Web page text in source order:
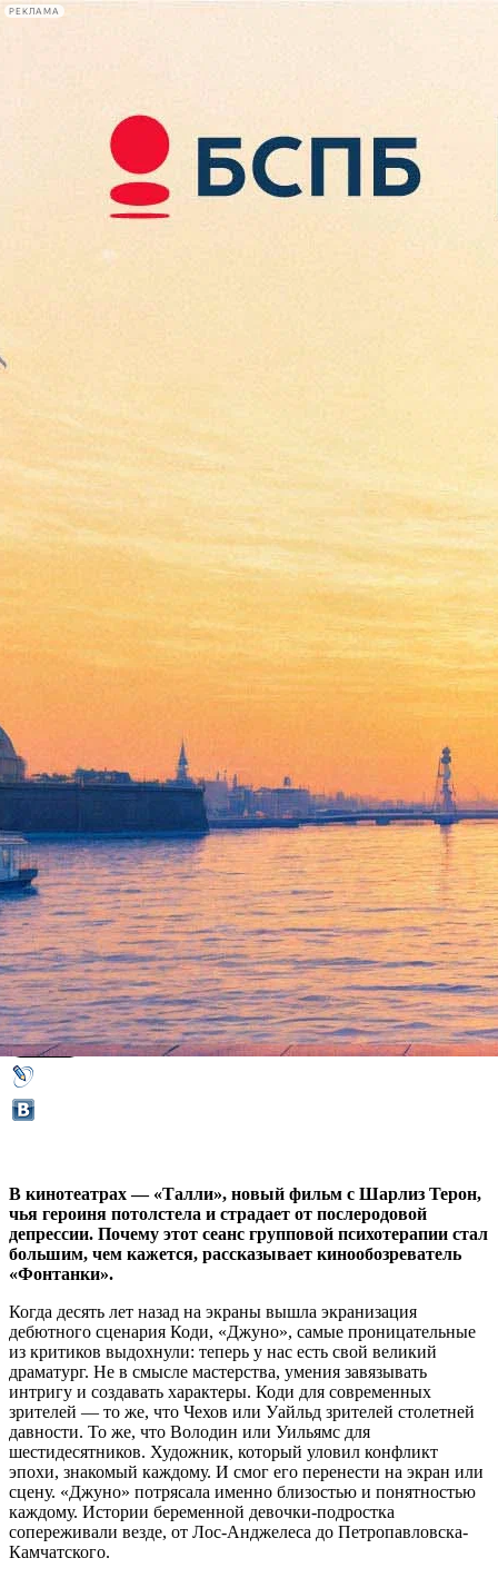
РЕКЛАМА
Сегодня:
2026.08.08
01:40
Афиша Plus
«Талли»: За что поплатилась
Шарлиз Терон
12 июля 2018,15:06 Версия для печати
В кинотеатрах — «Талли», новый фильм с Шарлиз Терон,
чья героиня потолстела и страдает от послеродовой
депрессии. Почему этот сеанс групповой психотерапии стал
большим, чем кажется, рассказывает кинообозреватель
«Фонтанки».
Когда десять лет назад на экраны вышла экранизация
дебютного сценария Коди, «Джуно», самые проницательные
из критиков выдохнули: теперь у нас есть свой великий
драматург. Не в смысле мастерства, умения завязывать
интригу и создавать характеры. Коди для современных
зрителей — то же, что Чехов или Уайльд зрителей столетней
давности. То же, что Володин или Уильямс для
шестидесятников. Художник, который уловил конфликт
эпохи, знакомый каждому. И смог его перенести на экран или
сцену. «Джуно» потрясала именно близостью и понятностью
каждому. Истории беременной девочки-подростка
сопереживали везде, от Лос-Анджелеса до Петропавловска-
Камчатского.